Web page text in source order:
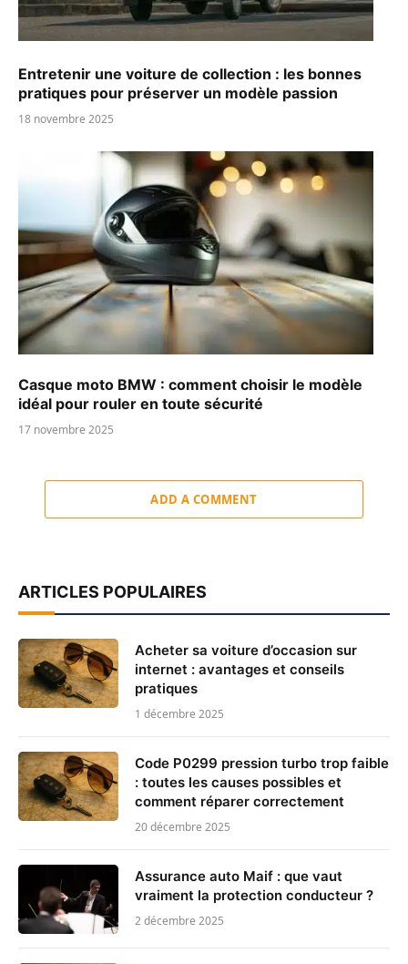
Entretenir une voiture de collection : les bonnes
pratiques pour préserver un modèle passion
18 novembre 2025
Casque moto BMW : comment choisir le modèle
idéal pour rouler en toute sécurité
17 novembre 2025
ADD A COMMENT
ARTICLES POPULAIRES
Acheter sa voiture d’occasion sur
internet : avantages et conseils
pratiques
1 décembre 2025
Code P0299 pression turbo trop faible
: toutes les causes possibles et
comment réparer correctement
20 décembre 2025
Assurance auto Maif : que vaut
vraiment la protection conducteur ?
2 décembre 2025